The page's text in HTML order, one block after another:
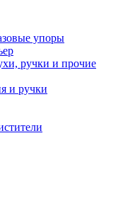
упоры
ручки и прочие
и ручки